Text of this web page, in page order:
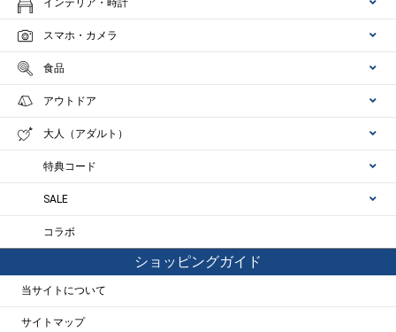
インテリア・時計
スマホ・カメラ
食品
アウトドア
大人（アダルト）
特典コード
SALE
コラボ
ショッピングガイド
当サイトについて
サイトマップ